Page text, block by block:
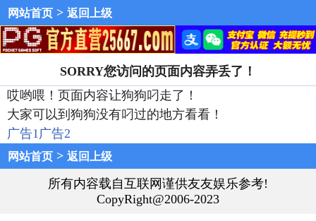
网站首页 > 返回上级
SORRY您访问的页面内容弄丢了！
哎哟喂！页面内容让狗狗叼走了！
大家可以到狗狗没有叼过的地方看看！
广告1广告2
网站首页 > 返回上级
所有内容载自互联网谨供友友娱乐参考!
CopyRight@2006-2023